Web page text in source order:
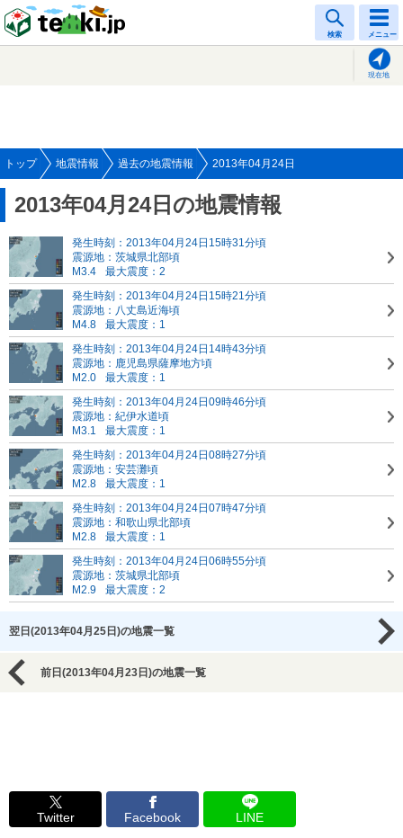
検索 メニュー
現在地
トップ 地震情報 過去の地震情報 2013年04月24日
2013年04月24日の地震情報
発生時刻：2013年04月24日15時31分頃
震源地：茨城県北部頃
M3.4
最大震度：2
発生時刻：2013年04月24日15時21分頃
震源地：八丈島近海頃
M4.8
最大震度：1
発生時刻：2013年04月24日14時43分頃
震源地：鹿児島県薩摩地方頃
M2.0
最大震度：1
発生時刻：2013年04月24日09時46分頃
震源地：紀伊水道頃
M3.1
最大震度：1
発生時刻：2013年04月24日08時27分頃
震源地：安芸灘頃
M2.8
最大震度：1
発生時刻：2013年04月24日07時47分頃
震源地：和歌山県北部頃
M2.8
最大震度：1
発生時刻：2013年04月24日06時55分頃
震源地：茨城県北部頃
M2.9
最大震度：2
翌日(2013年04月25日)の地震一覧
前日(2013年04月23日)の地震一覧
Twitter Facebook LINE